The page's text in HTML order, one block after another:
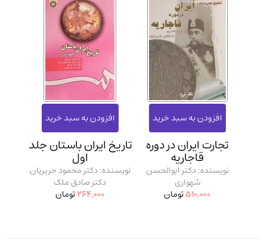
تجارت ایران در دوره
قاجاریه
نویسنده: دکتر ابوالحسن
شهواری
510,000تومان
تاریخ ایران باستان جلد
اول
نویسنده: دکتر محمود حریریان
دکتر صادق ملک
264,000تومان